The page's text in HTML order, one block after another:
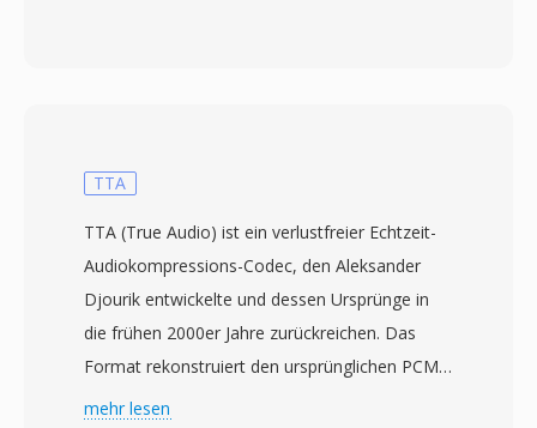
enthalten können. Professionelle Tontechniker
Phase der Bearbeitung und des Masterings
bitgenaue Wiedergabetreue garantiert. Ein
bedeutender Vorteil ist der vollständige Verzicht
auf Generationsverlust: Im Gegensatz zu MP3
oder AAC verschlechtert wiederholtes
Speichern das Signal niemals. Eine weitere
TTA
TTA (True Audio) ist ein verlustfreier Echtzeit-
Audiokompressions-Codec, den Aleksander
Djourik entwickelte und dessen Ursprünge in
die frühen 2000er Jahre zurückreichen. Das
Format rekonstruiert den ursprünglichen PCM-
Stream bei der Dekodierung bitgenau und
mehr lesen